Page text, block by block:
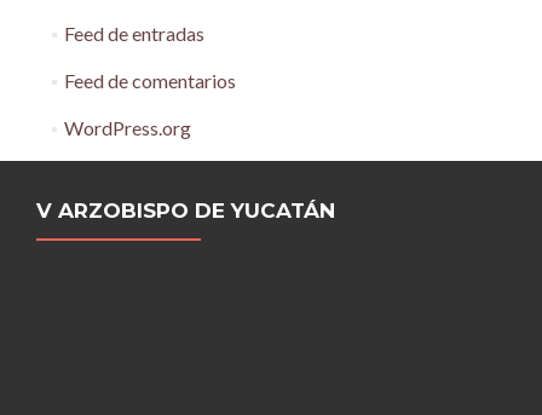
Feed de entradas
Feed de comentarios
WordPress.org
V ARZOBISPO DE YUCATÁN